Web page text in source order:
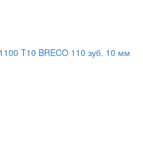
T10 BRECO 110 зуб. 10 мм